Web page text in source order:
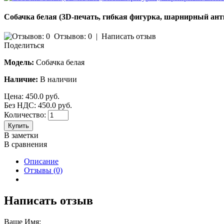
Собачка белая (3D-печать, гибкая фигурка, шарнирный
Отзывов: 0 | Написать отзыв
Поделиться
Модель: Собачка белая
Наличие: В наличии
Цена: 450.0 руб.
Без НДС: 450.0 руб.
Количество:
Купить
В заметки
В сравнения
Описание
Отзывы (0)
Написать отзыв
Ваше Имя: